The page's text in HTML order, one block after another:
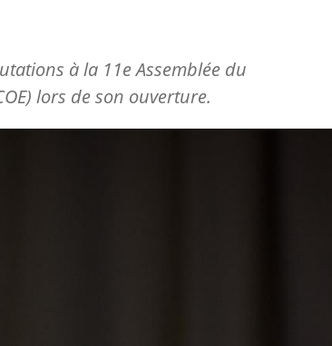
à la 11e Assemblée du
lors de son ouverture.